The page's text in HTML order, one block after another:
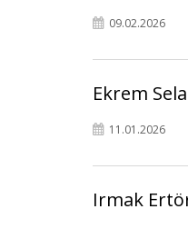
09.02.2026
Ekrem
11.01.2026
Irmak